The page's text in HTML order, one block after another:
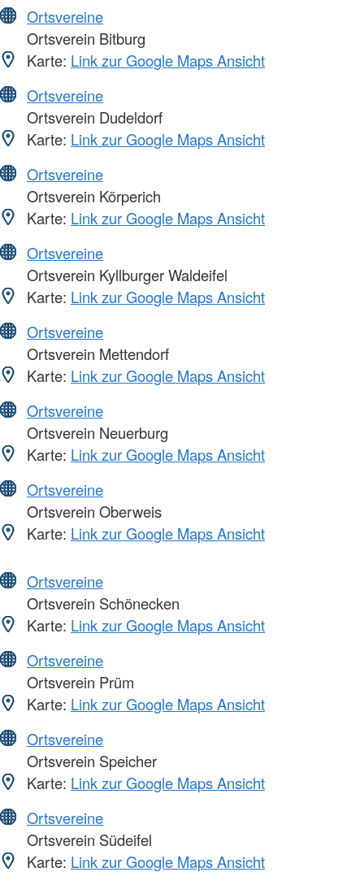
Ortsvereine
Ortsverein Bitburg
Karte: Link zur Google Maps Ansicht
Ortsvereine
Ortsverein Dudeldorf
Karte: Link zur Google Maps Ansicht
Ortsvereine
Ortsverein Körperich
Karte: Link zur Google Maps Ansicht
Ortsvereine
Ortsverein Kyllburger Waldeifel
Karte: Link zur Google Maps Ansicht
Ortsvereine
Ortsverein Mettendorf
Karte: Link zur Google Maps Ansicht
Ortsvereine
Ortsverein Neuerburg
Karte: Link zur Google Maps Ansicht
Ortsvereine
Ortsverein Oberweis
Karte: Link zur Google Maps Ansicht
Ortsvereine
Ortsverein Schönecken
Karte: Link zur Google Maps Ansicht
Ortsvereine
Ortsverein Prüm
Karte: Link zur Google Maps Ansicht
Ortsvereine
Ortsverein Speicher
Karte: Link zur Google Maps Ansicht
Ortsvereine
Ortsverein Südeifel
Karte: Link zur Google Maps Ansicht